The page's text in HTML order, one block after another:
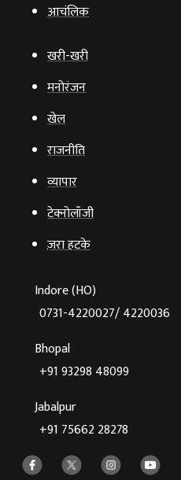
आचंलिक
खरी-खरी
मनोरंजन
खेल
राजनीति
व्‍यापार
टेक्‍नोलॉजी
ज़रा हटके
Indore (HO)
0731-4220027/ 4220036
Bhopal
+91 93298 48099
Jabalpur
+91 75662 28278